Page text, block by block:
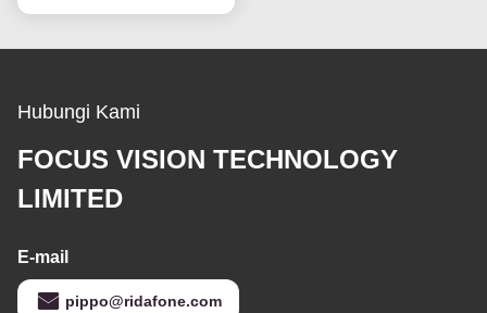
Hubungi Kami
FOCUS VISION TECHNOLOGY
LIMITED
E-mail
pippo@ridafone.com